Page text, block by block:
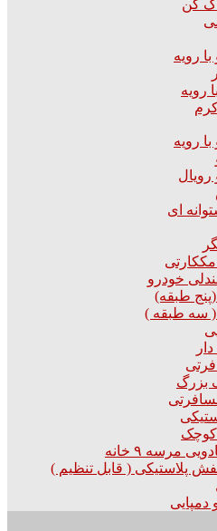
کن
ای
خودرو
(پنج طبقه)
( سه طبقه )
بزرگ
مرسه ۹ خانه
پلاستیکی ( قابل تنظیم )
دمپایی